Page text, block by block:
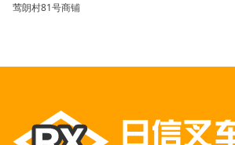
莺朗村81号商铺